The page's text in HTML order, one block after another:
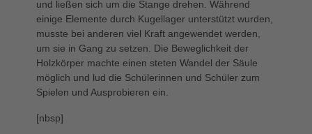
und ließen sich um die Stange drehen. Während
einige Elemente durch Kugellager unterstützt wurden,
musste bei anderen viel Kraft angewendet werden,
um sie in Gang zu setzen. Die Beweglichkeit der
Holzkörper machte einen steten Wandel der Säule
möglich und lud die Schülerinnen und Schüler zum
Spielen und Ausprobieren ein.
[nbsp]